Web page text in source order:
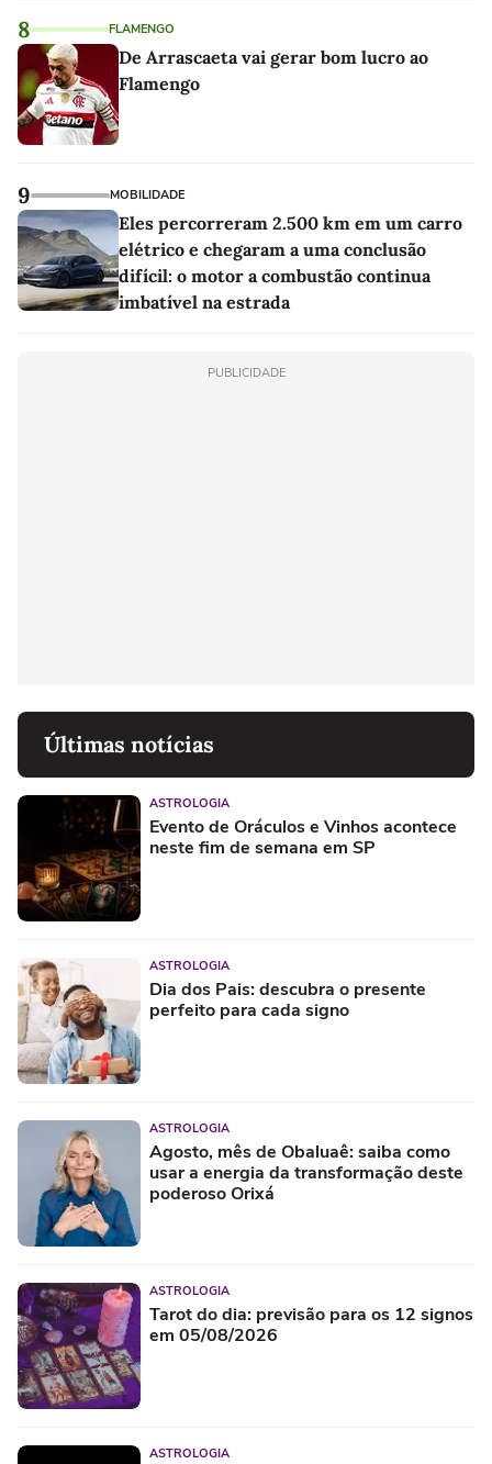
8 FLAMENGO
De Arrascaeta vai gerar bom lucro ao
Flamengo
9 MOBILIDADE
Eles percorreram 2.500 km em um carro
elétrico e chegaram a uma conclusão
difícil: o motor a combustão continua
imbatível na estrada
PUBLICIDADE
Últimas notícias
ASTROLOGIA
Evento de Oráculos e Vinhos acontece
neste fim de semana em SP
ASTROLOGIA
Dia dos Pais: descubra o presente
perfeito para cada signo
ASTROLOGIA
Agosto, mês de Obaluaê: saiba como
usar a energia da transformação deste
poderoso Orixá
ASTROLOGIA
Tarot do dia: previsão para os 12 signos
em 05/08/2026
ASTROLOGIA